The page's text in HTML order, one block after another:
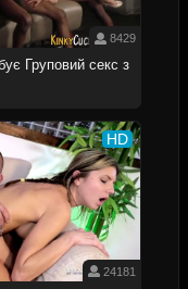
8429
Груповий секс з
HD
24181